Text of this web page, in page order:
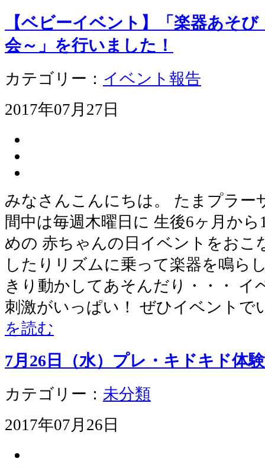
【ベビーイベント】「楽器あそ
会～」を行いました！
カテゴリー： イベント報告
2017年07月27日
みなさんこんにちは。 たまプラー
間中は毎週木曜日に 生後6ヶ月か
めの 赤ちゃんの日イベントをおこ
したりリズムに乗って楽器を鳴ら
きり動かしてあそんだり・・・ イ
刺激がいっぱい！ ぜひイベント
を読む
7月26日（水）プレ・キドキド体
カテゴリー： 未分類
2017年07月26日